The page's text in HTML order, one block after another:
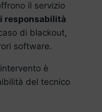
il servizio
responsabilità
di blackout,
software.
è
del tecnico